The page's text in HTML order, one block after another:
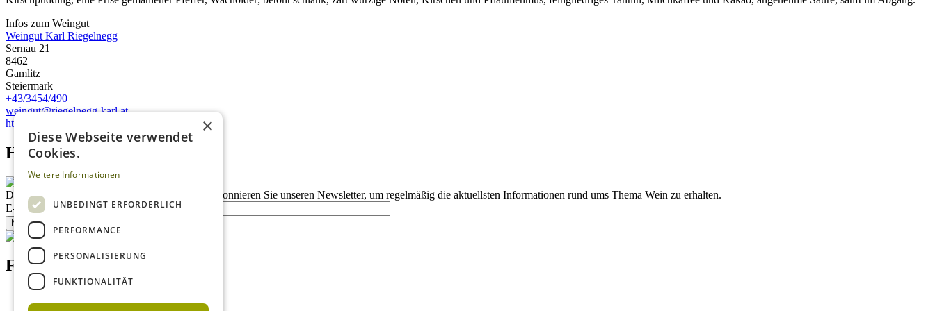
Infos zum Weingut
Weingut Karl Riegelnegg
Sernau 21
8462
Gamlitz
Steiermark
+43/3454/490
weingut@riegelnegg-karl.at
http://www.riegelnegg-karl.at
Homepage advert block
Description
Abonnieren Sie unseren Newsletter, um regelmäßig die aktuellsten Informationen rund ums Thema Wein zu erhalten.
E-Mail
Newsletter bestellen
Footer menu (DE)
Nutzungsbedingungen
×
Diese Webseite verwendet
Cookies.
Weitere Informationen
UNBEDINGT ERFORDERLICH
PERFORMANCE
PERSONALISIERUNG
FUNKTIONALITÄT